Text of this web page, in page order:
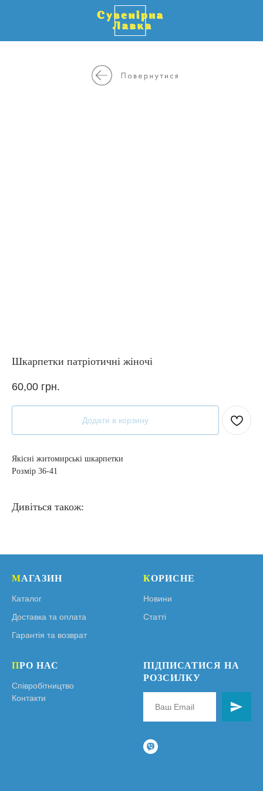
Шкарпетки патріотичні жіночі
60,00 грн.
Додати в корзину
Якісні житомирські шкарпетки
Розмір 36-41
Дивіться також:
МАГАЗИН
Каталог
Доставка та оплата
Гарантія та возврат
КОРИСНЕ
Новини
Статті
ПРО НАС
Співробітництво
Контакти
ПІДПИСАТИСЯ НА
РОЗСИЛКУ